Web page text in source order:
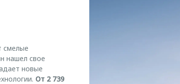
смелые
нашел свое
новые
От 2 739